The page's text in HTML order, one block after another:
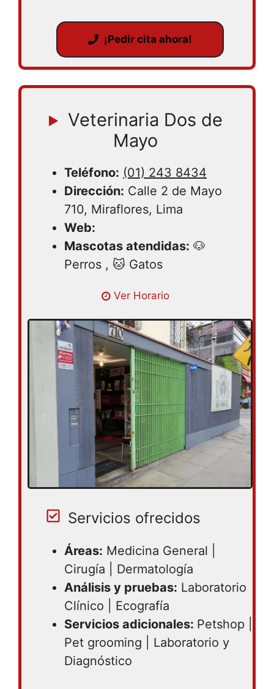
¡Pedir cita ahora!
Veterinaria Dos de
Mayo
Teléfono: (01) 243 8434
Dirección: Calle 2 de Mayo
710, Miraflores, Lima
Web:
Mascotas atendidas: 🐶
Perros , 🐱 Gatos
Lunes 09:30AM – 06:00PM | Martes
– 06:00PM | Jueves 09:30AM – 06:00PM |
Viernes 09:30AM – 06:00PM | Sábado
09:30AM – 06:00PM | Domingo cerrado
Ver Horario
Servicios ofrecidos
Áreas: Medicina General |
Cirugía | Dermatología
Análisis y pruebas: Laboratorio
Clínico | Ecografía
Servicios adicionales: Petshop |
Pet grooming | Laboratorio y
Diagnóstico